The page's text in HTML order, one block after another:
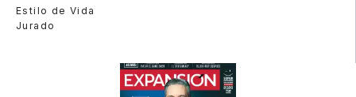
Estilo de Vida
Jurado